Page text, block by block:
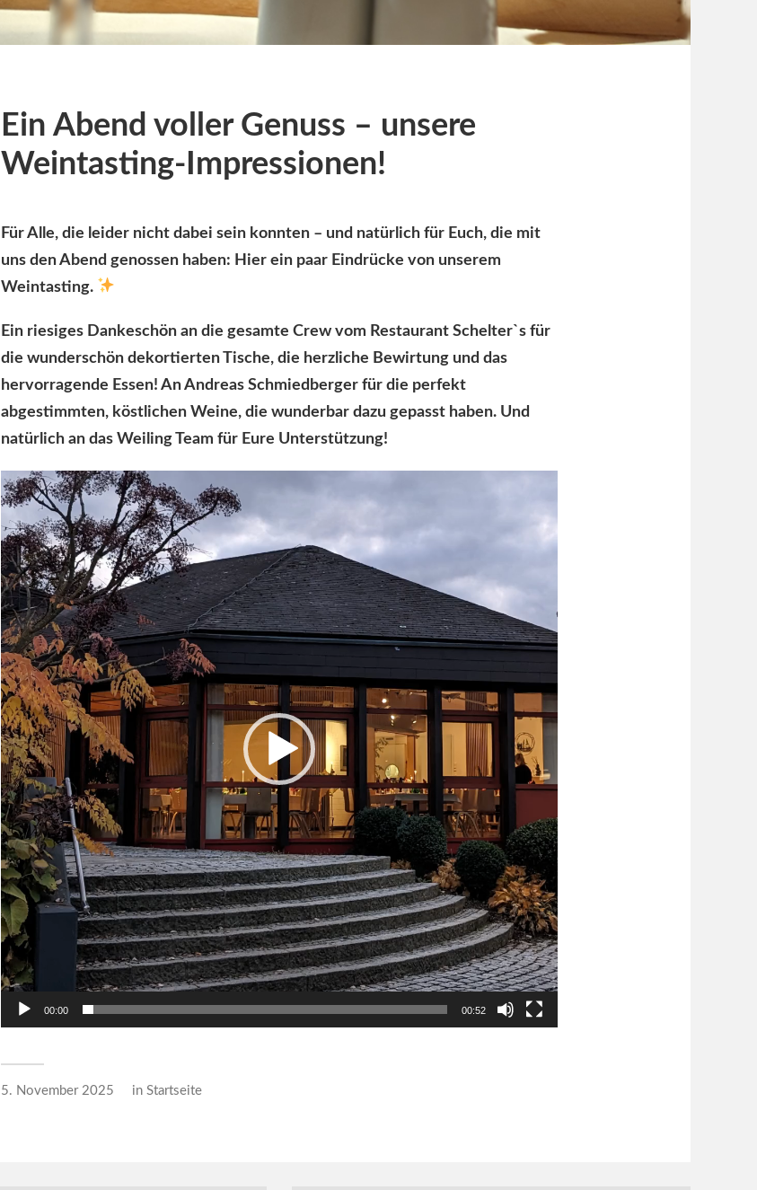
Ein Abend voller Genuss – unsere
Weintasting-Impressionen!
Für Alle, die leider nicht dabei sein konnten – und natürlich für Euch, die mit
uns den Abend genossen haben: Hier ein paar Eindrücke von unserem
Weintasting.
Ein riesiges Dankeschön an die gesamte Crew vom Restaurant Schelter`s für
die wunderschön dekortierten Tische, die herzliche Bewirtung und das
hervorragende Essen! An Andreas Schmiedberger für die perfekt
abgestimmten, köstlichen Weine, die wunderbar dazu gepasst haben. Und
natürlich an das Weiling Team für Eure Unterstützung!
Video-
Player
00:00 00:52
5. November 2025 in Startseite